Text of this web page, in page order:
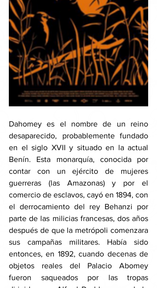
Dahomey es el nombre de un reino
desaparecido, probablemente fundado
en el siglo XVII y situado en la actual
Benín. Esta monarquía, conocida por
contar con un ejército de mujeres
guerreras (las Amazonas) y por el
comercio de esclavos, cayó en 1894, con
el derrocamiento del rey Behanzi por
parte de las milicias francesas, dos años
después de que la metrópoli comenzara
sus campañas militares. Había sido
entonces, en 1892, cuando decenas de
objetos reales del Palacio Abomey
fueron saqueados por las tropas